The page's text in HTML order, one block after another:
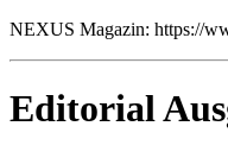
NEXUS Magazin: https://
Editorial